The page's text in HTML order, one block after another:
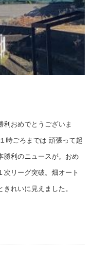
利おめでとうございま
時ごろまでは 頑張って起
勝利のニュースが。おめ
次リーグ突破。畑オート
れいに見えました。